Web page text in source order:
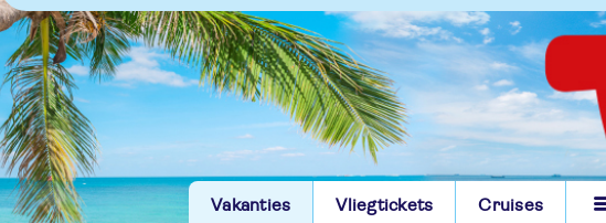
Vakanties Vliegtickets Cruises